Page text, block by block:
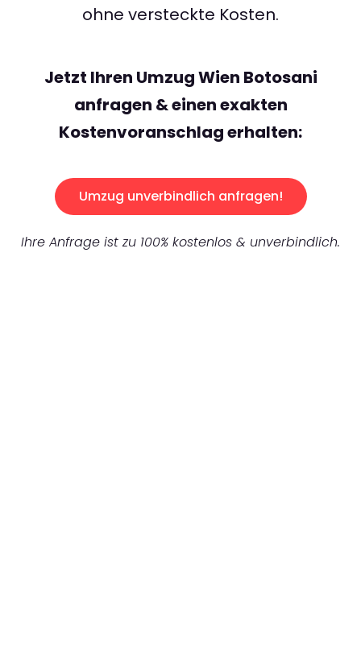
ohne versteckte Kosten.
Jetzt Ihren Umzug Wien Botosani
anfragen & einen exakten
Kostenvoranschlag erhalten:
Umzug unverbindlich anfragen!
Ihre Anfrage ist zu 100% kostenlos & unverbindlich.